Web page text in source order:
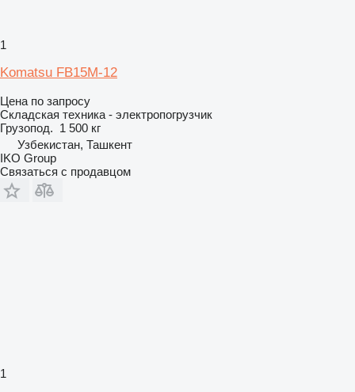
1
Komatsu FB15M-12
Цена по запросу
Складская техника - электропогрузчик
Грузопод. 1 500 кг
Узбекистан, Ташкент
IKO Group
Связаться с продавцом
1